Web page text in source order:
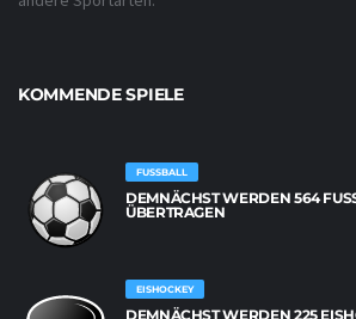
KOMMENDE SPIELE
FUSSBALL
DEMNÄCHST WERDEN 564
BERTRAGEN
EISHOCKEY
DEMNÄCHST WERDEN 225